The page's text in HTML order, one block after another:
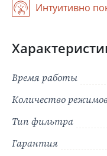
Интуитивно
Время работы
Количество
Тип фильтра
Гарантия